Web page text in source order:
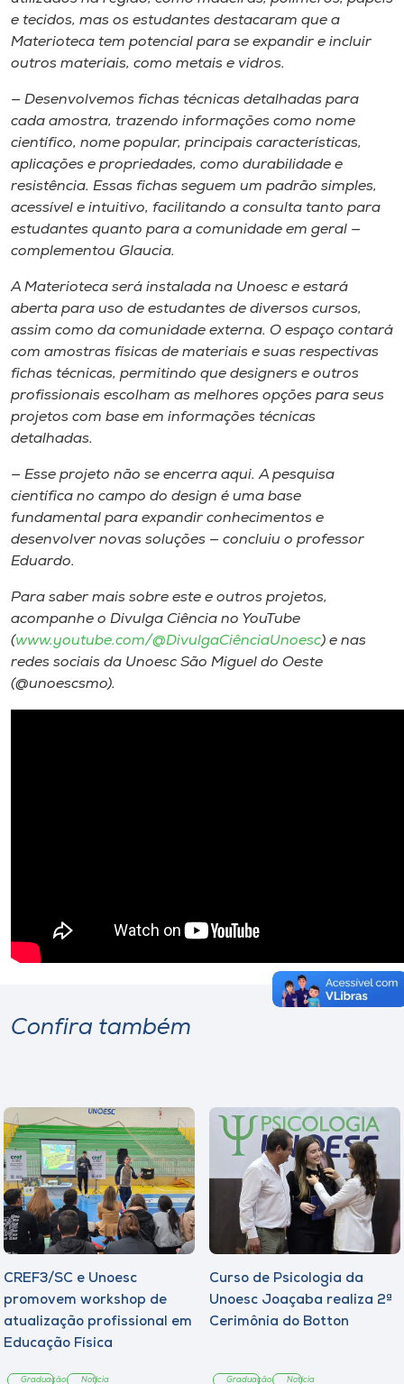
e tecidos, mas os estudantes destacaram que a
Materioteca tem potencial para se expandir e incluir
outros materiais, como metais e vidros.
— Desenvolvemos fichas técnicas detalhadas para
cada amostra, trazendo informações como nome
científico, nome popular, principais características,
aplicações e propriedades, como durabilidade e
resistência. Essas fichas seguem um padrão simples,
acessível e intuitivo, facilitando a consulta tanto para
estudantes quanto para a comunidade em geral —
complementou Glaucia.
A Materioteca será instalada na Unoesc e estará
aberta para uso de estudantes de diversos cursos,
assim como da comunidade externa. O espaço contará
com amostras físicas de materiais e suas respectivas
fichas técnicas, permitindo que designers e outros
profissionais escolham as melhores opções para seus
projetos com base em informações técnicas
detalhadas.
— Esse projeto não se encerra aqui. A pesquisa
científica no campo do design é uma base
fundamental para expandir conhecimentos e
desenvolver novas soluções — concluiu o professor
Eduardo.
Para saber mais sobre este e outros projetos,
acompanhe o Divulga Ciência no YouTube
(www.youtube.com/@DivulgaCiênciaUnoesc) e nas
redes sociais da Unoesc São Miguel do Oeste
(@unoescsmo).
Confira também
CREF3/SC e Unoesc
promovem workshop de
atualização profissional em
Educação Física
Graduação Notícia
Curso de Psicologia da
Unoesc Joaçaba realiza 2ª
Cerimônia do Botton
Graduação Notícia